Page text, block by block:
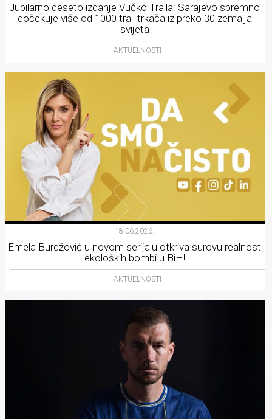
Jubilarno deseto izdanje Vučko Traila: Sarajevo spremno
dočekuje više od 1000 trail trkača iz preko 30 zemalja
svijeta
AKTUELNOSTI
18.06.2026.
Emela Burdžović u novom serijalu otkriva surovu realnost
ekoloških bombi u BiH!
AKTUELNOSTI